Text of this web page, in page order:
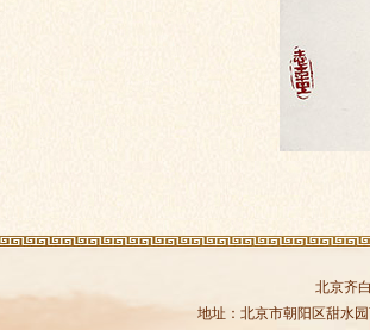
北京齐
地址：北京市朝阳区甜水